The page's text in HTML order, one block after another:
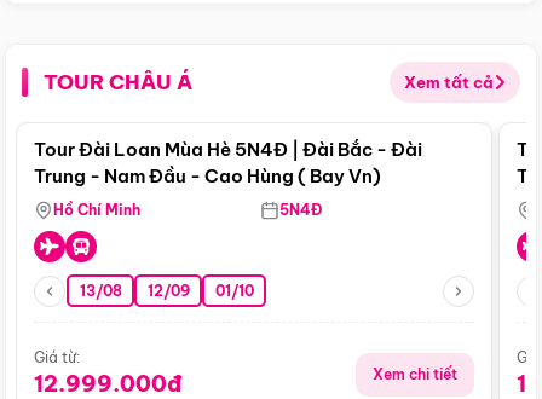
TOUR CHÂU Á Xem tất cả
Điểm nổi bật
Tour Đài Loan Mùa Hè 5N4Đ | Đài Bắc - Đài
Trung - Nam Đầu - Cao Hùng ( Bay Vn)
Hồ Chí Minh 5N4Đ
13/08 12/09 01/10
Giá từ:
12.999.000đ Xem chi tiết